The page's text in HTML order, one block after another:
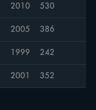
2010 530
2005 386
1999 242
2001 352